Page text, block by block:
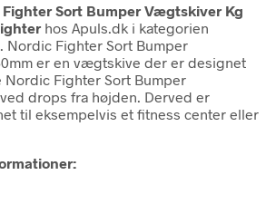
Sort Bumper Vægtskiver Kg
hos Apuls.dk i kategorien
. Nordic Fighter Sort Bumper
er en vægtskive der er designet
Fighter Sort Bumper
drops fra højden. Derved er
til eksempelvis et fitness center eller